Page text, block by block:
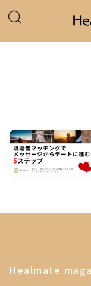
MENU
Healmate